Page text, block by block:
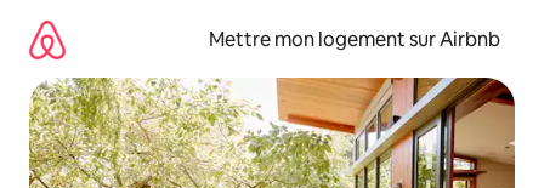
directement
contenu
Mettre mon logement sur Airbnb